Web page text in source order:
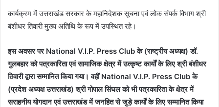
कार्यक्रम में उत्तराखंड सरकार के महानिदेशक सूचना एवं लोक संपर्क विभाग श्री
बंशीधर तिवारी मुख्य अतिथि के रूप में उपस्थित रहे।
इस अवसर पर National V.I.P. Press Club के (राष्ट्रीय अध्यक्ष) डॉ.
गुलबहार को पत्रकारिता एवं सामाजिक क्षेत्र में उत्कृष्ट कार्यों के लिए श्री बंशीधर
तिवारी द्वारा सम्मानित किया गया। वहीं National V.I.P. Press Club के
(प्रदेश अध्यक्ष उत्तराखंड) श्री गोपाल सिंघल को भी पत्रकारिता के क्षेत्र में
सराहनीय योगदान एवं उत्तराखंड में जनहित से जुड़े कार्यों के लिए सम्मानित किया